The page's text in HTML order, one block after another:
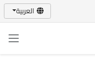
العربية